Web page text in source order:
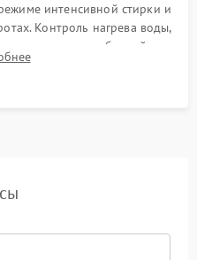
интенсивной стирки и
Контроль нагрева воды,
излишних вибраций,
под корпусом.